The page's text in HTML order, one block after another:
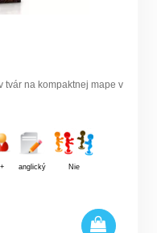
tvár na kompaktnej mape v
anglický Nie